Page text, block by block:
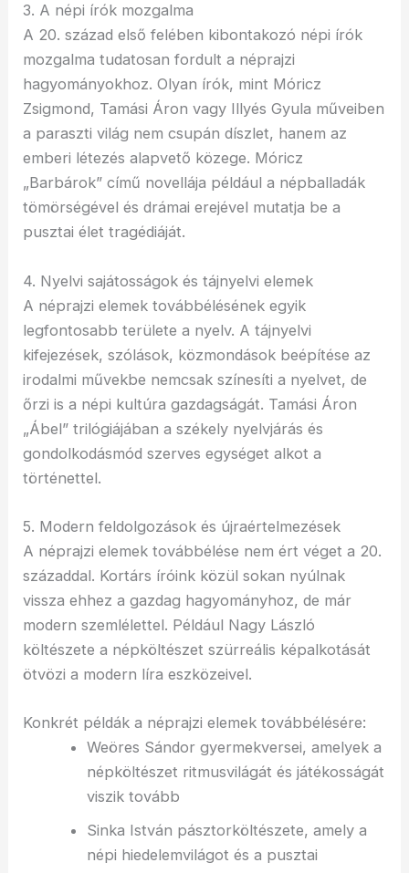
3. A népi írók mozgalma
A 20. század első felében kibontakozó népi írók
mozgalma tudatosan fordult a néprajzi
hagyományokhoz. Olyan írók, mint Móricz
Zsigmond, Tamási Áron vagy Illyés Gyula műveiben
a paraszti világ nem csupán díszlet, hanem az
emberi létezés alapvető közege. Móricz
„Barbárok” című novellája például a népballadák
tömörségével és drámai erejével mutatja be a
pusztai élet tragédiáját.
4. Nyelvi sajátosságok és tájnyelvi elemek
A néprajzi elemek továbbélésének egyik
legfontosabb területe a nyelv. A tájnyelvi
kifejezések, szólások, közmondások beépítése az
irodalmi művekbe nemcsak színesíti a nyelvet, de
őrzi is a népi kultúra gazdagságát. Tamási Áron
„Ábel” trilógiájában a székely nyelvjárás és
gondolkodásmód szerves egységet alkot a
történettel.
5. Modern feldolgozások és újraértelmezések
A néprajzi elemek továbbélése nem ért véget a 20.
századdal. Kortárs íróink közül sokan nyúlnak
vissza ehhez a gazdag hagyományhoz, de már
modern szemlélettel. Például Nagy László
költészete a népköltészet szürreális képalkotását
ötvözi a modern líra eszközeivel.
Konkrét példák a néprajzi elemek továbbélésére:
Weöres Sándor gyermekversei, amelyek a
népköltészet ritmusvilágát és játékosságát
viszik tovább
Sinka István pásztorköltészete, amely a
népi hiedelemvilágot és a pusztai